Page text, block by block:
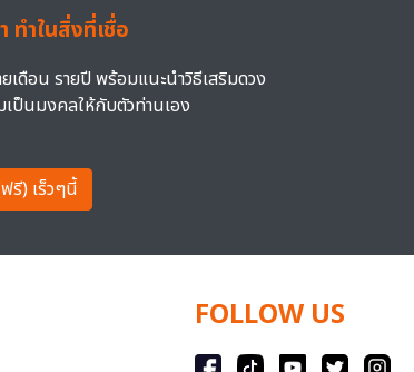
ทำในสิ่งที่เชื่อ
เดือน รายปี พร้อมแนะนำวิธีเสริมดวง
เป็นมงคลให้กับตัวท่านเอง
รี) เร็วๆนี้
FOLLOW US